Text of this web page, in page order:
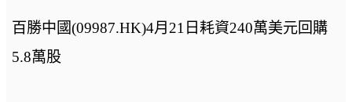
百勝中國(09987.HK)4月21日耗資240萬美元回購
5.8萬股